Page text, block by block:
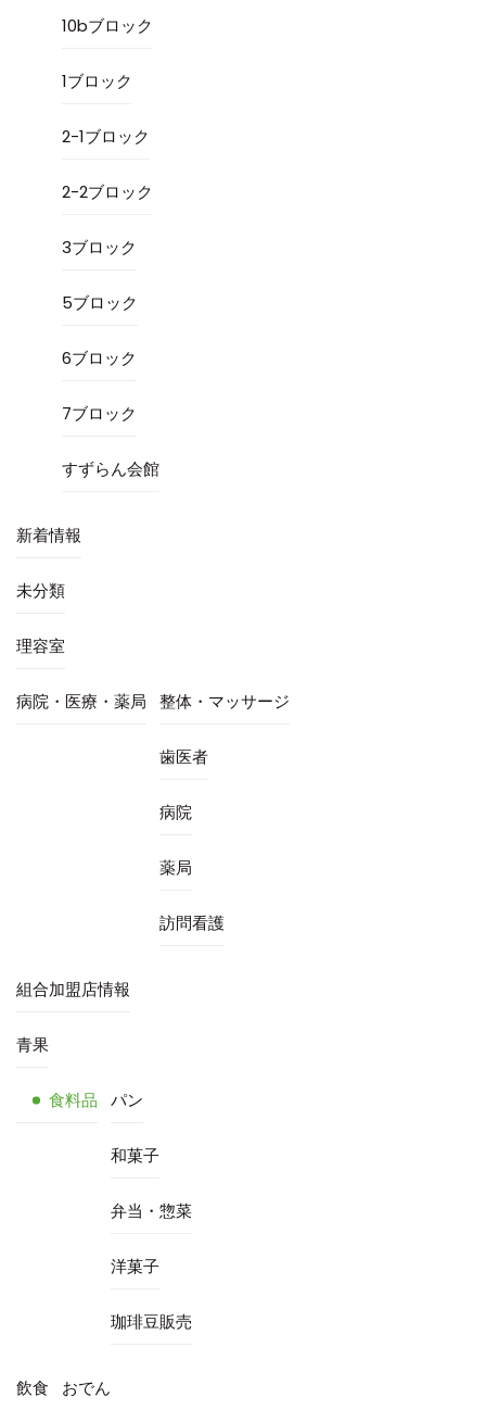
10bブロック
1ブロック
2-1ブロック
2-2ブロック
3ブロック
5ブロック
6ブロック
7ブロック
すずらん会館
新着情報
未分類
理容室
病院・医療・薬局 整体・マッサージ
歯医者
病院
薬局
訪問看護
組合加盟店情報
青果
食料品 パン
和菓子
弁当・惣菜
洋菓子
珈琲豆販売
飲食 おでん